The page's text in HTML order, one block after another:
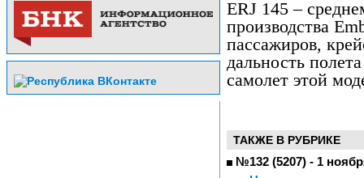
ERJ 145 –
производства
пассажиров,
дальность
самолет этой
ТАКЖЕ В РУБРИКЕ
№132 (5207) - 1